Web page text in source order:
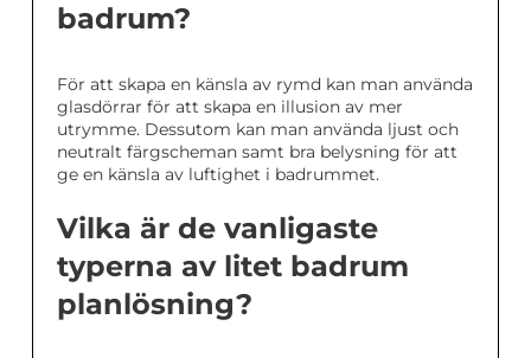
badrum?
För att skapa en känsla av rymd kan man använda
glasdörrar för att skapa en illusion av mer
utrymme. Dessutom kan man använda ljust och
neutralt färgscheman samt bra belysning för att
ge en känsla av luftighet i badrummet.
Vilka är de vanligaste
typerna av litet badrum
planlösning?